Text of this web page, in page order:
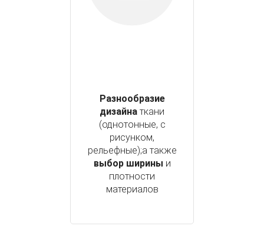
Разнообразие
дизайна ткани
(однотонные, с
рисунком,
рельефные);а также
выбор ширины и
плотности
материалов